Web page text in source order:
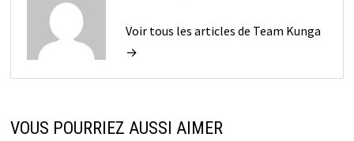
Voir tous les articles de Team Kunga
→
VOUS POURRIEZ AUSSI AIMER